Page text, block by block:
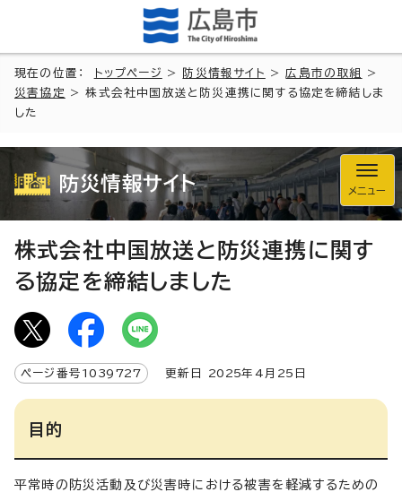
現在の位置： トップページ > 防災情報サイト >広島市の取組
>
災害協定
> 株式会社中国放送と防災連携に関する協定を締結しま
した
防災情報サイト メニュー
株式会社中国放送と防災連携に関す
る協定を締結しました
ページ番号 1039727 更新日 2025年4月 25 日
目的
平常時の防災活動及び災害時における被害を軽減するための